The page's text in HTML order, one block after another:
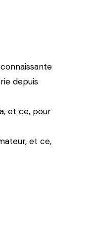
depuis
et ce, pour
et ce,